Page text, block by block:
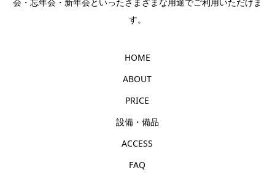
す。
HOME
ABOUT
PRICE
設備・備品
ACCESS
FAQ